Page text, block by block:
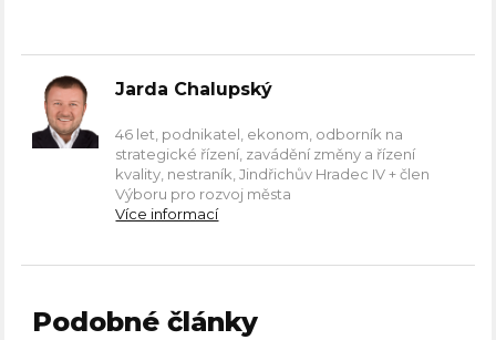
Jarda Chalupský
46 let, podnikatel, ekonom, odborník na
strategické řízení, zavádění změny a řízení
kvality, nestraník, Jindřichův Hradec IV + člen
Výboru pro rozvoj města
Více informací
Podobné články